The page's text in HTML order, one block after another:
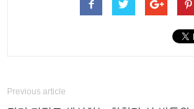
Previous article